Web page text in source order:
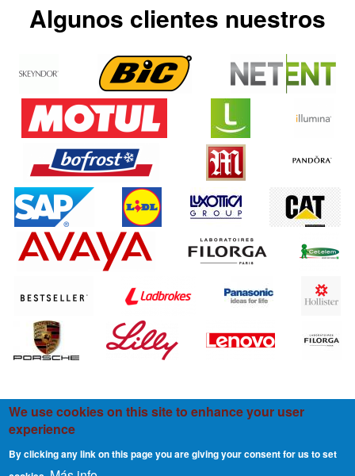
Algunos clientes nuestros
We use cookies on this site to enhance your user
experience
By clicking any link on this page you are giving your consent for us to set